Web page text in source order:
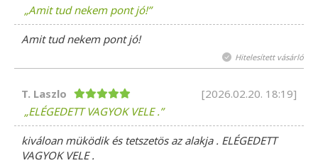
Amit tud nekem pont jó!
Amit tud nekem pont jó!
Hitelesített vásárló
T. Laszlo
[2026.02.20. 18:19]
ELÉGEDETT VAGYOK VELE .
kiváloan müködik és tetszetös az alakja . ELÉGEDETT
VAGYOK VELE .